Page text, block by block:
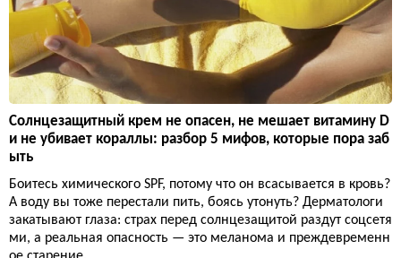
Солнцезащитный крем не опасен, не мешает витамину D
и не убивает кораллы: разбор 5 мифов, которые пора заб
ыть
Боитесь химического SPF, потому что он всасывается в кровь?
А воду вы тоже перестали пить, боясь утонуть? Дерматологи
закатывают глаза: страх перед солнцезащитой раздут соцсетя
ми, а реальная опасность — это меланома и преждевременн